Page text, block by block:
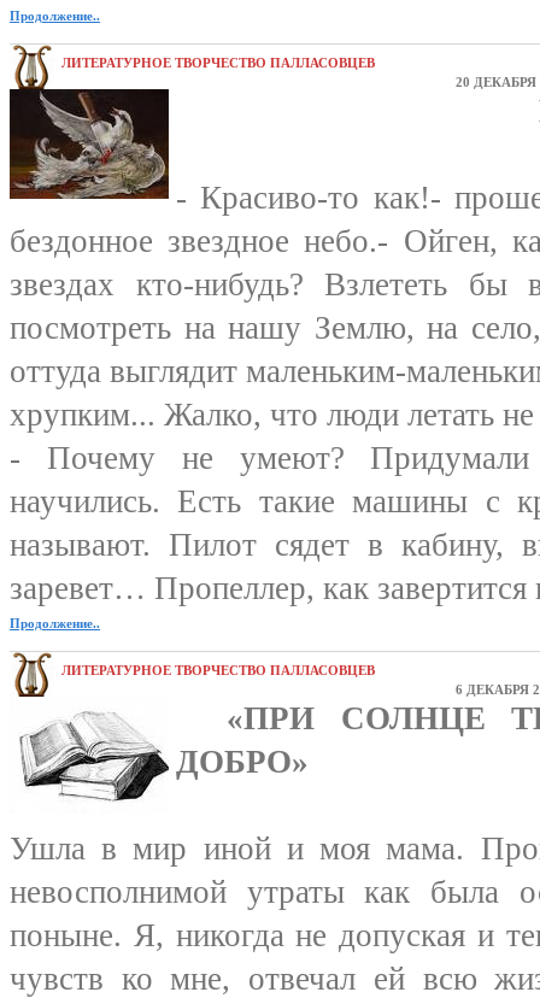
Продолжение..
ЛИТЕРАТУРНОЕ ТВОРЧЕСТВО ПАЛЛАСОВЦЕВ
20 ДЕКАБРЯ
- Красиво-то как!-
бездонное звездное небо.- Ойген,
звездах кто-нибудь? Взлететь
посмотреть на нашу Землю, на
оттуда выглядит маленьким-
хрупким... Жалко, что люди летать
- Почему не умеют?
научились. Есть такие машины с
называют. Пилот сядет в кабину,
заревет… Пропеллер, как завертится
Продолжение..
ЛИТЕРАТУРНОЕ ТВОРЧЕСТВО ПАЛЛАСОВЦЕВ
6 ДЕКАБРЯ
«ПРИ СОЛНЦЕ
ДОБРО»
Ушла в мир иной и моя мама.
невосполнимой утраты как была
поныне. Я, никогда не допуская и
чувств ко мне, отвечал ей всю